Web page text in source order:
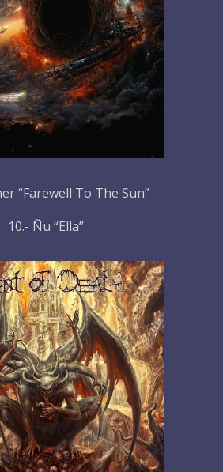
“Farewell To The Sun”
10.- Ñu “Ella”